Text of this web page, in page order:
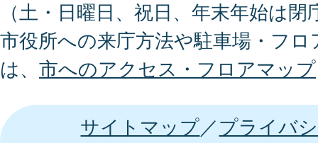
（土・日曜日、祝日、年末年始は閉
市役所への来庁方法や駐車場・フ
は、 市へのアクセス・フロアマップ
サイトマップ
プライバ